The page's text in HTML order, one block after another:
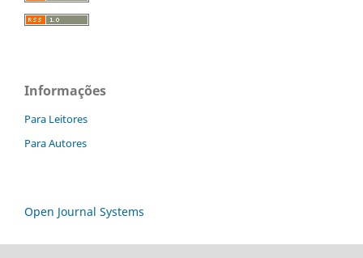
Informações
Para Leitores
Para Autores
Open Journal Systems